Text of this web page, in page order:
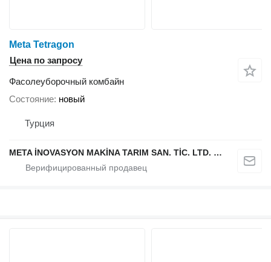
Meta Tetragon
Цена по запросу
Фасолеуборочный комбайн
Состояние новый
Турция
META İNOVASYON MAKİNA TARIM SAN. TİC. LTD. ŞTİ.